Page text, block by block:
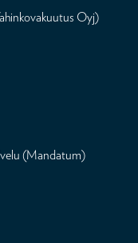
Oyj)
(Mandatum)